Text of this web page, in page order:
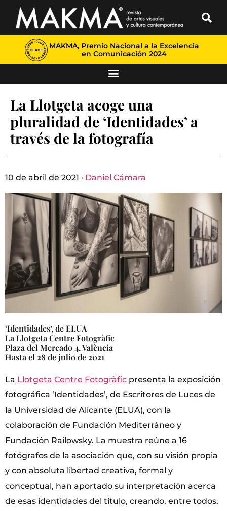
MAKMA, Premio Nacional a la Excelencia
en Comunicación 2024
La Llotgeta acoge una
pluralidad de ‘Identidades’ a
través de la fotografía
10 de abril de 2021 · Daniel Cámara
‘Identidades’, de ELUA
La Llotgeta Centre Fotogràfic
Plaza del Mercado 4, València
Hasta el 28 de julio de 2021
La Llotgeta Centre Fotogràfic presenta la exposición
fotográfica ‘Identidades’, de Escritores de Luces de
la Universidad de Alicante (ELUA), con la
colaboración de Fundación Mediterráneo y
Fundación Railowsky. La muestra reúne a 16
fotógrafos de la asociación que, con su visión propia
y con absoluta libertad creativa, formal y
conceptual, han aportado su interpretación acerca
de esas identidades del título, creando, entre todos,